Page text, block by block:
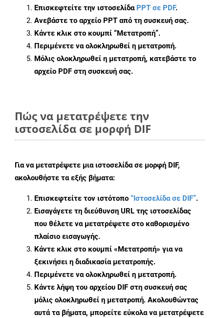
Επισκεφτείτε την ιστοσελίδα PPT σε PDF.
Ανεβάστε το αρχείο PPT από τη συσκευή σας.
Κάντε κλικ στο κουμπί “Μετατροπή”.
Περιμένετε να ολοκληρωθεί η μετατροπή.
Μόλις ολοκληρωθεί η μετατροπή, κατεβάστε το
αρχείο PDF στη συσκευή σας.
Πώς να μετατρέψετε την
ιστοσελίδα σε μορφή DIF
Για να μετατρέψετε μια ιστοσελίδα σε μορφή DIF,
ακολουθήστε τα εξής βήματα:
Επισκεφτείτε τον ιστότοπο “Ιστοσελίδα σε DIF”.
Εισαγάγετε τη διεύθυνση URL της ιστοσελίδας
που θέλετε να μετατρέψετε στο καθορισμένο
πλαίσιο εισαγωγής.
Κάντε κλικ στο κουμπί «Μετατροπή» για να
ξεκινήσει η διαδικασία μετατροπής.
Περιμένετε να ολοκληρωθεί η μετατροπή.
Κάντε λήψη του αρχείου DIF στη συσκευή σας
μόλις ολοκληρωθεί η μετατροπή. Ακολουθώντας
αυτά τα βήματα, μπορείτε εύκολα να μετατρέψετε